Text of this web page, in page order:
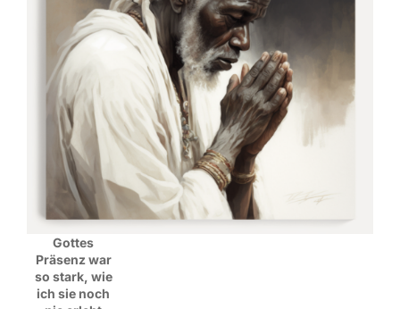
Gottes
Präsenz war
so stark, wie
ich sie noch